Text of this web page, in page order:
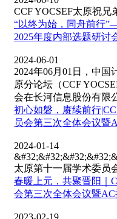
CCF YOCSEF太原祝
“以终为始，同舟前行
2025年度内部选题研讨
2024-06-01
2024年06月01日，中
原分论坛（CCF
会在长河信息股份有限
初心如磐，赓续前行
员会第三次全体会议暨
2024-01-14
太原第十一届学术委员
春暖上元，共聚晋阳｜
会第三次全体会议暨
2023-02-19